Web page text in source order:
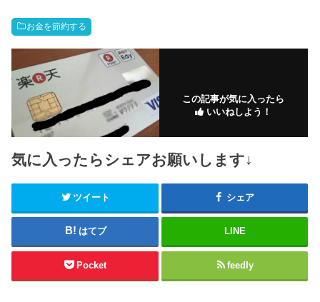
お金を節約する
この記事が気に入ったら
いいねしよう！
気に入ったらシェアお願いします↓
ツイート シェア
はてブ LINE
Pocket feedly